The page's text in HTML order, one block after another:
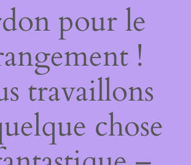
pour le
!
travaillons
chose